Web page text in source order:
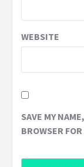
WEBSITE
SAVE MY
BROWSER